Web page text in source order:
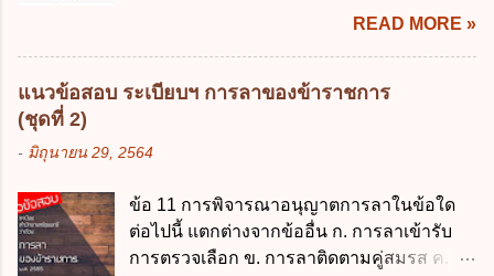
บัญญัติเงินคงคลัง พ.ศ. 2491 ง. ระเบียบ
กระทรวงการคลัง ว่าด้วยการเบิกเงินจากคลัง
การรับเงิน การจ่ายเงิน การเก็บรักษาเงิน และ
สำรองจ่ายได้แห่งละไม่เกินเท่าใร ก. 100,000
บาท ข. 50,000 บาท ค. 30,000 บาท ง. 10,000
บาท ข้อ 4 ดอกเบี้ยที่เกิดจากการนำเงินทดรอง
การประมวลผลข้อมูลส่วนบุคคล ข้อ 42 ผู้
ควบคุมข้อมูลส่วนบุคคลต้องแก้ไขข้อมูลส่วน
บุคคลตามหลักการข้อใด ก. ถูกต้อง เป็น
กฎหมายคุ้มครองข้อมูลส่วนบุคคล ในกรณีผู้
ข้อมูลส่วนบุคคลให้ถูกต้อง ก. ร้องทุกข์ ข. ร้อง
เรียน ค. อุทธรณ์ ง. ฟ้องร้อง ข้อ 44 หลักการ
สำคัญของสิทธิในการลบข้อมูลส่วนบุคคล คือ
READ MORE »
แนวข้อสอบ ระเบียบฯ การลาของข้าราชการ
(ชุดที่ 2)
- มิถุนายน 29, 2564
ข้อ 11 การพิจารณาอนุญาตการลาในข้อใด
ต่อไปนี้ แตกต่างจากข้ออื่น ก. การลาเข้ารับ
การตรวจเลือก ข. การลาติดตามคู่สมรส ค.